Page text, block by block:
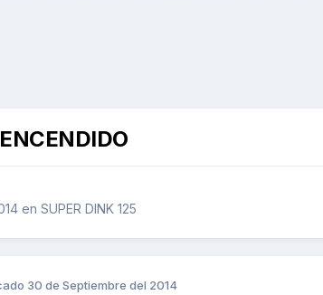
en SUPER DINK 125
30 de Septiembre del 2014